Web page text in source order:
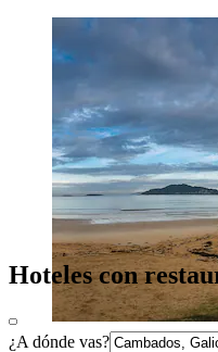
Hoteles con
¿A dónde vas?